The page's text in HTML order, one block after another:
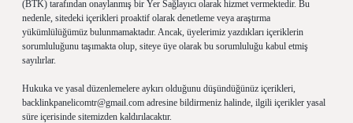
(BTK) tarafından onaylanmış bir Yer Sağlayıcı olarak hizmet vermektedir. Bu
nedenle, sitedeki içerikleri proaktif olarak denetleme veya araştırma
yükümlülüğümüz bulunmamaktadır. Ancak, üyelerimiz yazdıkları içeriklerin
sorumluluğunu taşımakta olup, siteye üye olarak bu sorumluluğu kabul etmiş
sayılırlar.
Hukuka ve yasal düzenlemelere aykırı olduğunu düşündüğünüz içerikleri,
backlinkpanelicomtr@gmail.com adresine bildirmeniz halinde, ilgili içerikler yasal
süre içerisinde sitemizden kaldırılacaktır.